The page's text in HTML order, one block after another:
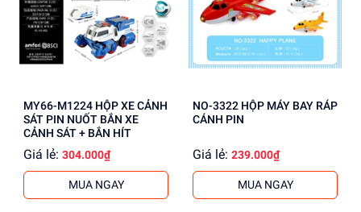
MY66-M1224 HỘP XE CẢNH
SÁT PIN NUỐT BẮN XE
CẢNH SÁT + BẮN HÍT
Giá lẻ: 304.000₫
MUA NGAY
NO-3322 HỘP MÁY BAY RÁP
CÁNH PIN
Giá lẻ: 239.000₫
MUA NGAY